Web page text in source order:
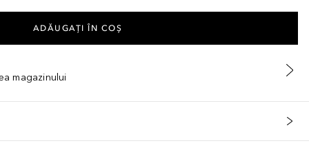
ADĂUGAȚI ÎN COŞ
magazinului